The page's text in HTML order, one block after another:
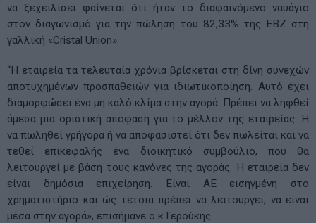
να ξεχειλίσει φαίνεται ότι ήταν το διαφαινόμενο ναυάγιο
στον διαγωνισμό για την πώληση του 82,33% της ΕΒΖ στη
γαλλική «Cristal Union».
“Η εταιρεία τα τελευταία χρόνια βρίσκεται στη δίνη συνεχών
αποτυχημένων προσπαθειών για ιδιωτικοποίηση. Αυτό έχει
διαμορφώσει ένα μη καλό κλίμα στην αγορά. Πρέπει να ληφθεί
άμεσα μια οριστική απόφαση για το μέλλον της εταιρείας. Η
να πωληθεί γρήγορα ή να αποφασιστεί ότι δεν πωλείται και να
τεθεί επικεφαλής ένα διοικητικό συμβούλιο, που θα
λειτουργεί με βάση τους κανόνες της αγοράς. Η εταιρεία δεν
είναι δημόσια επιχείρηση. Είναι ΑΕ εισηγμένη στο
χρηματιστήριο και ώς τέτοια πρέπει να λειτουργεί, να είναι
μέσα στην αγορά», επισήμανε ο κ.Γερούκης.